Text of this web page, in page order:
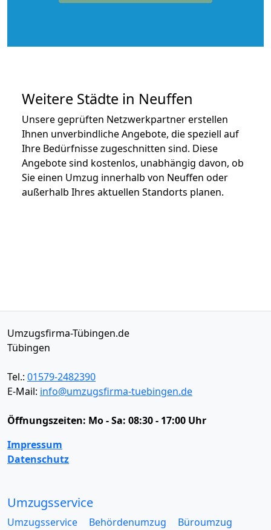
Weitere Städte in Neuffen
Unsere geprüften Netzwerkpartner erstellen
Ihnen unverbindliche Angebote, die speziell auf
Ihre Bedürfnisse zugeschnitten sind. Diese
Angebote sind kostenlos, unabhängig davon, ob
Sie einen Umzug innerhalb von Neuffen oder
außerhalb Ihres aktuellen Standorts planen.
Umzugsfirma-Tübingen.de
Tübingen
Tel.: 01579-2482390
E-Mail: info@umzugsfirma-tuebingen.de
Öffnungszeiten: Mo - Sa: 08:30 - 17:00 Uhr
Impressum
Datenschutz
Umzugsservice
Umzugsservice Behördenumzug
Büroumzug